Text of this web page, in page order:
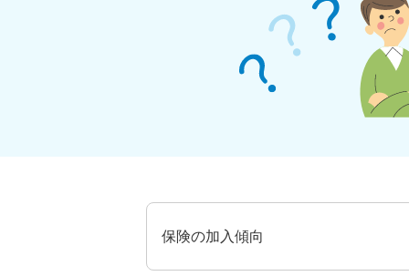
保険の加入傾向